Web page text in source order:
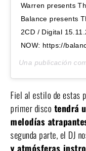
Warren presents
Balance presents
2CD / Digital
NOW: https://
Una publicación
Fiel al estilo de estas
primer disco tendrá
melodías
segunda parte, el DJ
y atmósferas